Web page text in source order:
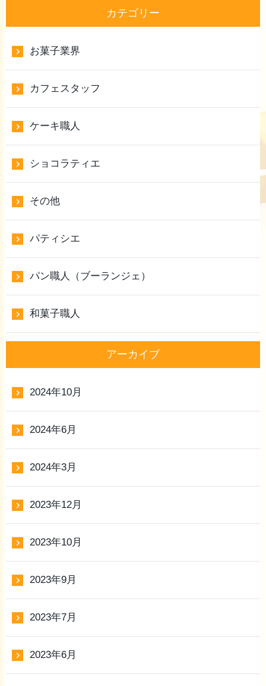
カテゴリー
お菓子業界
カフェスタッフ
ケーキ職人
ショコラティエ
その他
パティシエ
パン職人（ブーランジェ）
和菓子職人
アーカイブ
2024年10月
2024年6月
2024年3月
2023年12月
2023年10月
2023年9月
2023年7月
2023年6月